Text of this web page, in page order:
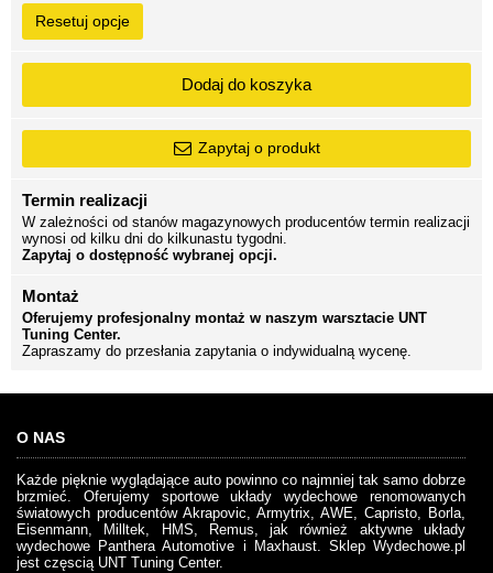
Resetuj opcje
Dodaj do koszyka
Zapytaj o produkt
Termin realizacji
W zależności od stanów magazynowych producentów termin realizacji
wynosi od kilku dni do kilkunastu tygodni.
Zapytaj o dostępność wybranej opcji.
Montaż
Oferujemy profesjonalny montaż w naszym warsztacie UNT
Tuning Center.
Zapraszamy do przesłania zapytania o indywidualną wycenę.
O NAS
Każde pięknie wyglądające auto powinno co najmniej tak samo dobrze
brzmieć. Oferujemy sportowe układy wydechowe renomowanych
światowych producentów Akrapovic, Armytrix, AWE, Capristo, Borla,
Eisenmann, Milltek, HMS, Remus, jak również aktywne układy
wydechowe Panthera Automotive i Maxhaust. Sklep Wydechowe.pl
jest częscią UNT Tuning Center.